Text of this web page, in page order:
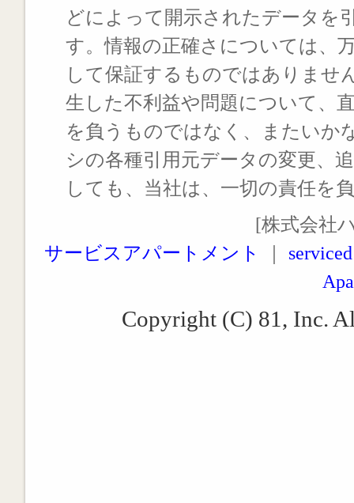
どによって開示されたデータを
す。情報の正確さについては、
して保証するものではありませ
生した不利益や問題について、
を負うものではなく、またいか
シの各種引用元データの変更、
しても、当社は、一切の責任を
[株式会社
サービスアパートメント
Copyright (C) 81, Inc.